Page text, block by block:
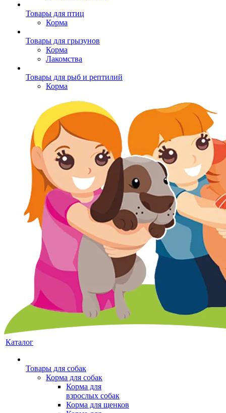
Товары для птиц
Корма
Товары для грызунов
Корма
Лакомства
Товары для рыб и рептилий
Корма
Каталог
Товары для собак
Корма для собак
Корма для
взрослых собак
Корма для щенков